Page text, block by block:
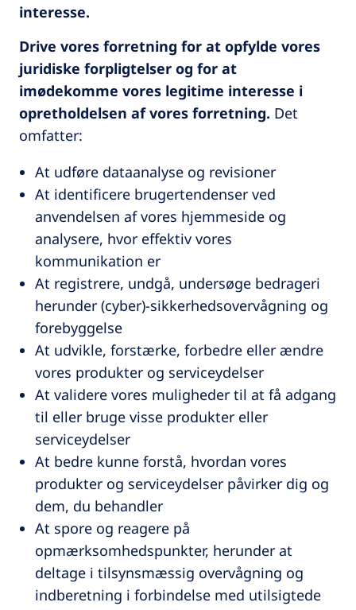
interesse.
Drive vores forretning for at opfylde vores
juridiske forpligtelser og for at
imødekomme vores legitime interesse i
opretholdelsen af vores forretning. Det
omfatter:
At udføre dataanalyse og revisioner
At identificere brugertendenser ved
anvendelsen af vores hjemmeside og
analysere, hvor effektiv vores
kommunikation er
At registrere, undgå, undersøge bedrageri
herunder (cyber)-sikkerhedsovervågning og
forebyggelse
At udvikle, forstærke, forbedre eller ændre
vores produkter og serviceydelser
At validere vores muligheder til at få adgang
til eller bruge visse produkter eller
serviceydelser
At bedre kunne forstå, hvordan vores
produkter og serviceydelser påvirker dig og
dem, du behandler
At spore og reagere på
opmærksomhedspunkter, herunder at
deltage i tilsynsmæssig overvågning og
indberetning i forbindelse med utilsigtede